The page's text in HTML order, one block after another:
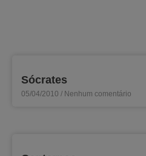
Sócrates
05/04/2010 Nenhum comentário